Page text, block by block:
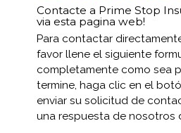
Contacte a Prime Stop
via esta pagina web!
Para contactar
favor llene el siguiente
completamente como sea
termine, haga clic en el
enviar su solicitud de
una respuesta de nosotros